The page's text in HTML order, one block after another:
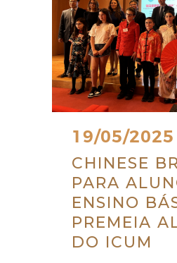
19/05/2025
CHINESE
PARA
ENSINO
PREMEIA
DO ICUM